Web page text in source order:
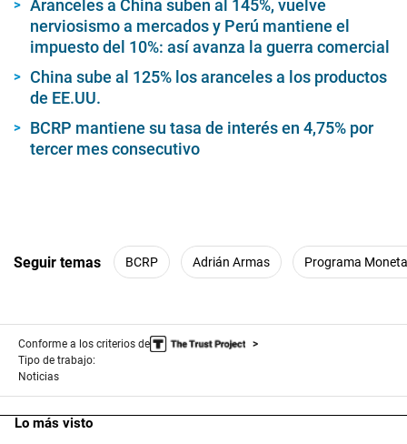
Aranceles a China suben al 145%, vuelve
nerviosismo a mercados y Perú mantiene el
impuesto del 10%: así avanza la guerra comercial
China sube al 125% los aranceles a los productos
de EE.UU.
BCRP mantiene su tasa de interés en 4,75% por
tercer mes consecutivo
Seguir temas BCRP Adrián Armas Programa
Conforme a los criterios de
Tipo de trabajo:
Noticias
Lo más visto